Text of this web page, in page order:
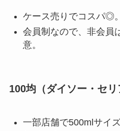
ケース売りでコスパ◎
会員制なので、非会員
意。
100均（ダイソー・セリ
一部店舗で500mlサイ